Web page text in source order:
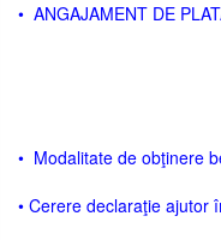
• ANGAJAMENT DE
• Modalitate de obţinere
• Cerere declaraţie ajutor